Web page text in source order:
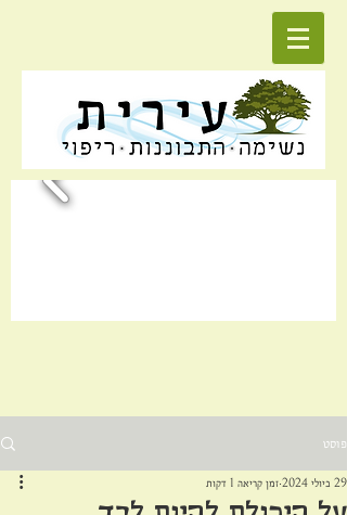
פוסט
29 ביולי 2024 זמן קריאה 1 דקות